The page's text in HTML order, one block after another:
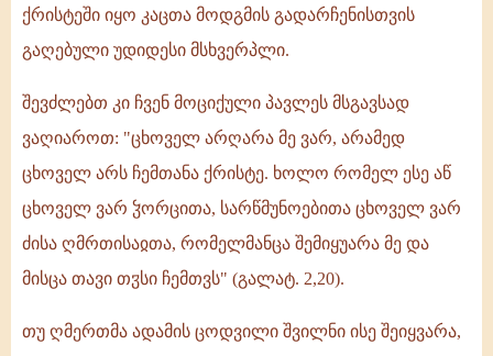
ქრისტეში იყო კაცთა მოდგმის გადარჩენისთვის
გაღებული უდიდესი მსხვერპლი.
შევძლებთ კი ჩვენ მოციქული პავლეს მსგავსად
ვაღიაროთ: "ცხოველ არღარა მე ვარ, არამედ
ცხოველ არს ჩემთანა ქრისტე. ხოლო რომელ ესე აწ
ცხოველ ვარ ჴორცითა, სარწმუნოებითა ცხოველ ვარ
ძისა ღმრთისაჲთა, რომელმანცა შემიყუარა მე და
მისცა თავი თჳსი ჩემთვს" (გალატ. 2,20).
თუ ღმერთმა ადამის ცოდვილი შვილნი ისე შეიყვარა,